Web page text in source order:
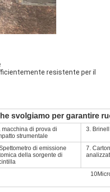
resistente per il
svolgiamo per garantire
macchina di prova di
strumentale
3.
di emissione
della sorgente di
7.